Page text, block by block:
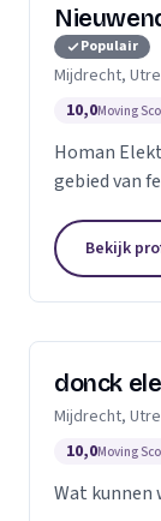
Populair
Mijdrecht,
10,0Moving
Homan
gebied van
Nederland.
Bekijk
donck
Mijdrecht,
10,0Moving
Wat kunnen